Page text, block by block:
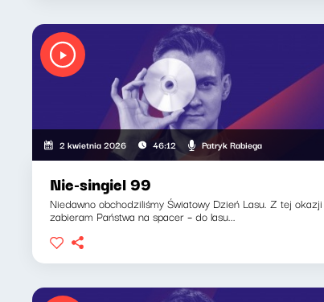
2 kwietnia 2026 46:12 Patryk Rabiega
Nie-singiel 99
Niedawno obchodziliśmy Światowy Dzień Lasu. Z tej okazji
zabieram Państwa na spacer – do lasu...